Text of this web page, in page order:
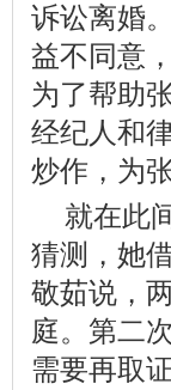
诉讼离婚
益不同意
为了帮助
经纪人和
炒作，为
就在此
猜测，她
敬茹说，
庭。第二
需要再取